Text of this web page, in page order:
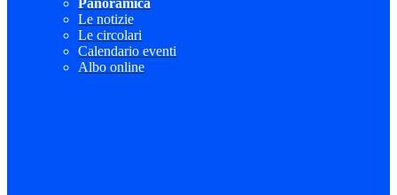
Panoramica
Le notizie
Le circolari
Calendario eventi
Albo online